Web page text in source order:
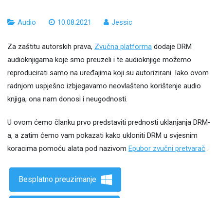
Audio 10.08.2021 Jessic
Za zaštitu autorskih prava, Zvučna platforma dodaje DRM
audioknjigama koje smo preuzeli i te audioknjige možemo
reproducirati samo na uređajima koji su autorizirani. Iako ovom
radnjom uspješno izbjegavamo neovlašteno korištenje audio
knjiga, ona nam donosi i neugodnosti.
U ovom ćemo članku prvo predstaviti prednosti uklanjanja DRM-
a, a zatim ćemo vam pokazati kako ukloniti DRM u svjesnim
koracima pomoću alata pod nazivom Epubor zvučni pretvarač
Besplatno preuzimanje